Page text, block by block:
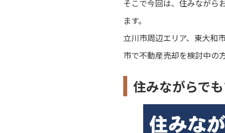
そこで今回は、住みながら
ます。
立川市周辺エリア、東大和
市で不動産売却を検討中の
住みながらで